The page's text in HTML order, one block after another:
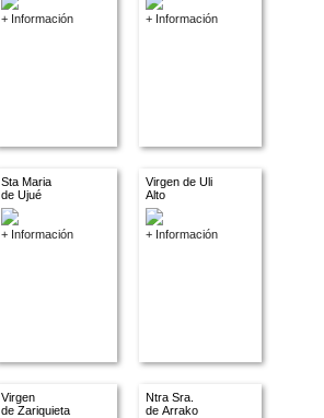
+ Información + Información
Sta Maria
de Ujué
+ Información
Virgen de Uli
Alto
+ Información
Virgen
de Zariquieta
Ntra Sra.
de Arrako